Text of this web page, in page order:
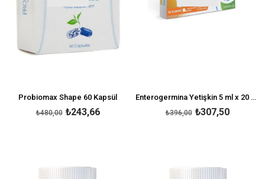
Probiomax Shape 60 Kapsül
₺243,66
₺480,00
Enterogermina Yetişkin 5 ml x 20 Flakon
₺307,50
₺396,00